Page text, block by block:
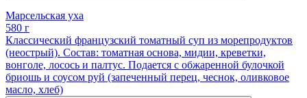
Марсельская уха
580 г
Классический французский томатный суп из морепродуктов
(неострый). Состав: томатная основа, мидии, креветки,
вонголе, лосось и палтус. Подается с обжаренной булочкой
бриошь и соусом руй (запеченный перец, чеснок, оливковое
масло, хлеб)